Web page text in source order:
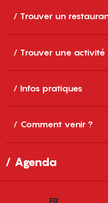
Trouver un
Trouver une activité
Infos pratiques
Comment venir ?
Agenda
FR
?
PRO
site
cookies